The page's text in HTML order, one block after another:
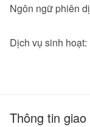
Ngôn ngữ phiên
Dịch vụ sinh hoạt:
Thông tin giao